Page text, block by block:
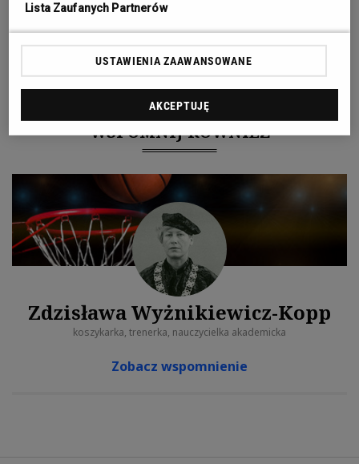
Zdjęcie profilowe: Marek Podmokły/Agencja Wyborcza.pl
WSPOMNIJ RÓWNIEŻ
Zdzisława Wyżnikiewicz-Kopp
koszykarka, trenerka, nauczycielka akademicka
Zobacz wspomnienie
Lista Zaufanych Partnerów
USTAWIENIA ZAAWANSOWANE
AKCEPTUJĘ